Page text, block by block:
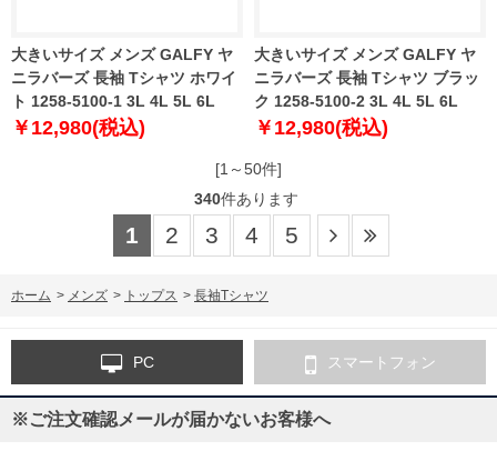
大きいサイズ メンズ GALFY ヤ
ニラバーズ 長袖 Tシャツ ホワイ
ト 1258-5100-1 3L 4L 5L 6L
￥12,980(税込)
大きいサイズ メンズ GALFY ヤ
ニラバーズ 長袖 Tシャツ ブラッ
ク 1258-5100-2 3L 4L 5L 6L
￥12,980(税込)
[1～50件]
340件あります
1 2 3 4 5
ホーム > メンズ > トップス > 長袖Tシャツ
PC スマートフォン
※ご注文確認メールが届かないお客様へ